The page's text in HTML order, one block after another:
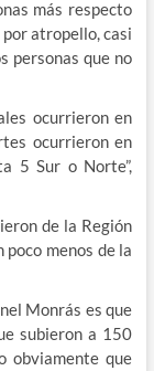
más respecto
atropello, casi
personas que no
ocurrieron en
ocurrieron en
5 Sur o Norte”,
de la Región
menos de la
Monrás es que
subieron a 150
obviamente que